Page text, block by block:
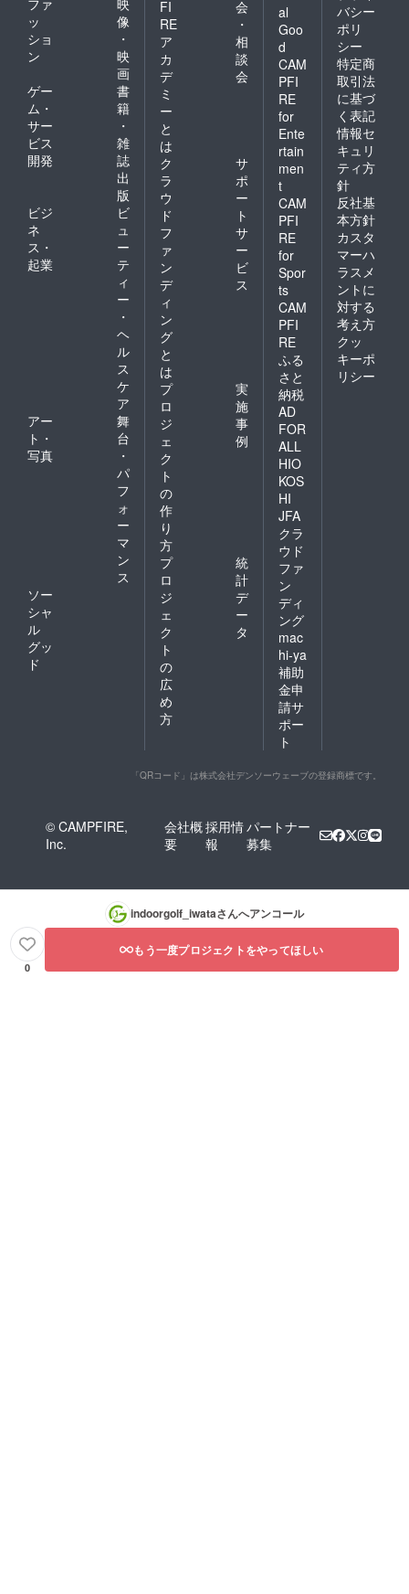
ッ
ショ
ン
像
・
映
画
ゲー
ム・
サー
ビス
開発
書
籍
・
雑
誌
出
版
ビジ
ネ
ス・
起業
ビ
ュ
ー
テ
ィ
ー
・
ヘ
ル
ス
ケ
ア
アー
ト・
写真
舞
台
・
パ
フ
ォ
ー
マ
ン
ス
ソー
シャ
ル
グッ
ド
FI
RE
ア
カ
デ
ミ
ー
と
は
会
・
相
談
会
ク
ラ
ウ
ド
フ
ァ
ン
デ
ィ
ン
グ
と
は
サ
ポ
ー
ト
サ
ー
ビ
ス
プ
ロ
ジ
ェ
ク
ト
の
作
り
方
実
施
事
例
プ
ロ
ジ
ェ
ク
ト
の
広
め
方
統
計
デ
ー
タ
al
Goo
d
CAM
PFI
RE
for
Ente
rtain
men
t
CAM
PFI
RE
for
Spor
ts
CAM
PFI
RE
ふる
さと
納税
AD
FOR
ALL
HIO
KOS
HI
JFA
クラ
ウド
ファ
ン
ディ
ング
mac
hi-ya
補助
金申
請サ
ポー
ト
バシー
ポリ
シー
特定商
取引法
に基づ
く表記
情報セ
キュリ
ティ方
針
反社基
本方針
カスタ
マーハ
ラスメ
ントに
対する
考え方
クッ
キーポ
リシー
「QRコード」は株式会社デンソーウェーブの登録商標です。
© CAMPFIRE,
Inc.
会社概
要
採用情
報
パートナー
募集
indoorgolf_iwataさんへアンコール
0
もう一度プロジェクトをやってほしい